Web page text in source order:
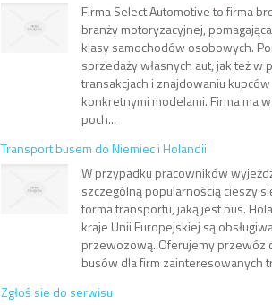
Firma Select Automotive to firma
branży motoryzacyjnej,
klasy samochodów osobowych.
sprzedaży własnych aut, jak też w
transakcjach i znajdowaniu
konkretnymi modelami. Firma ma
poch...
Transport busem do Niemiec i Holandii
W przypadku pracowników
szczególną popularnością cieszy
forma transportu, jaką jest bus.
kraje Unii Europejskiej są
przewozową. Oferujemy przewóz
busów dla firm zainteresowanych
Zgłoś sie do serwisu